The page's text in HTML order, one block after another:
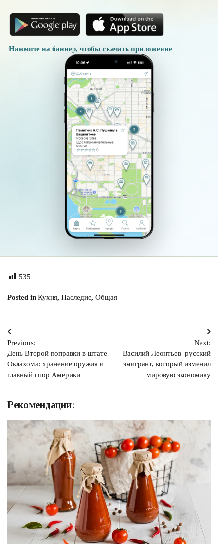
Нажмите на баннер, чтобы скачать приложение
535
Posted in Кухня, Наследие, Общая
Навигация
по
записям
Previous:
День Второй поправки в штате
Оклахома: хранение оружия и
главный спор Америки
Next:
Василий Леонтьев: русский
эмигрант, который изменил
мировую экономику
Рекомендации: